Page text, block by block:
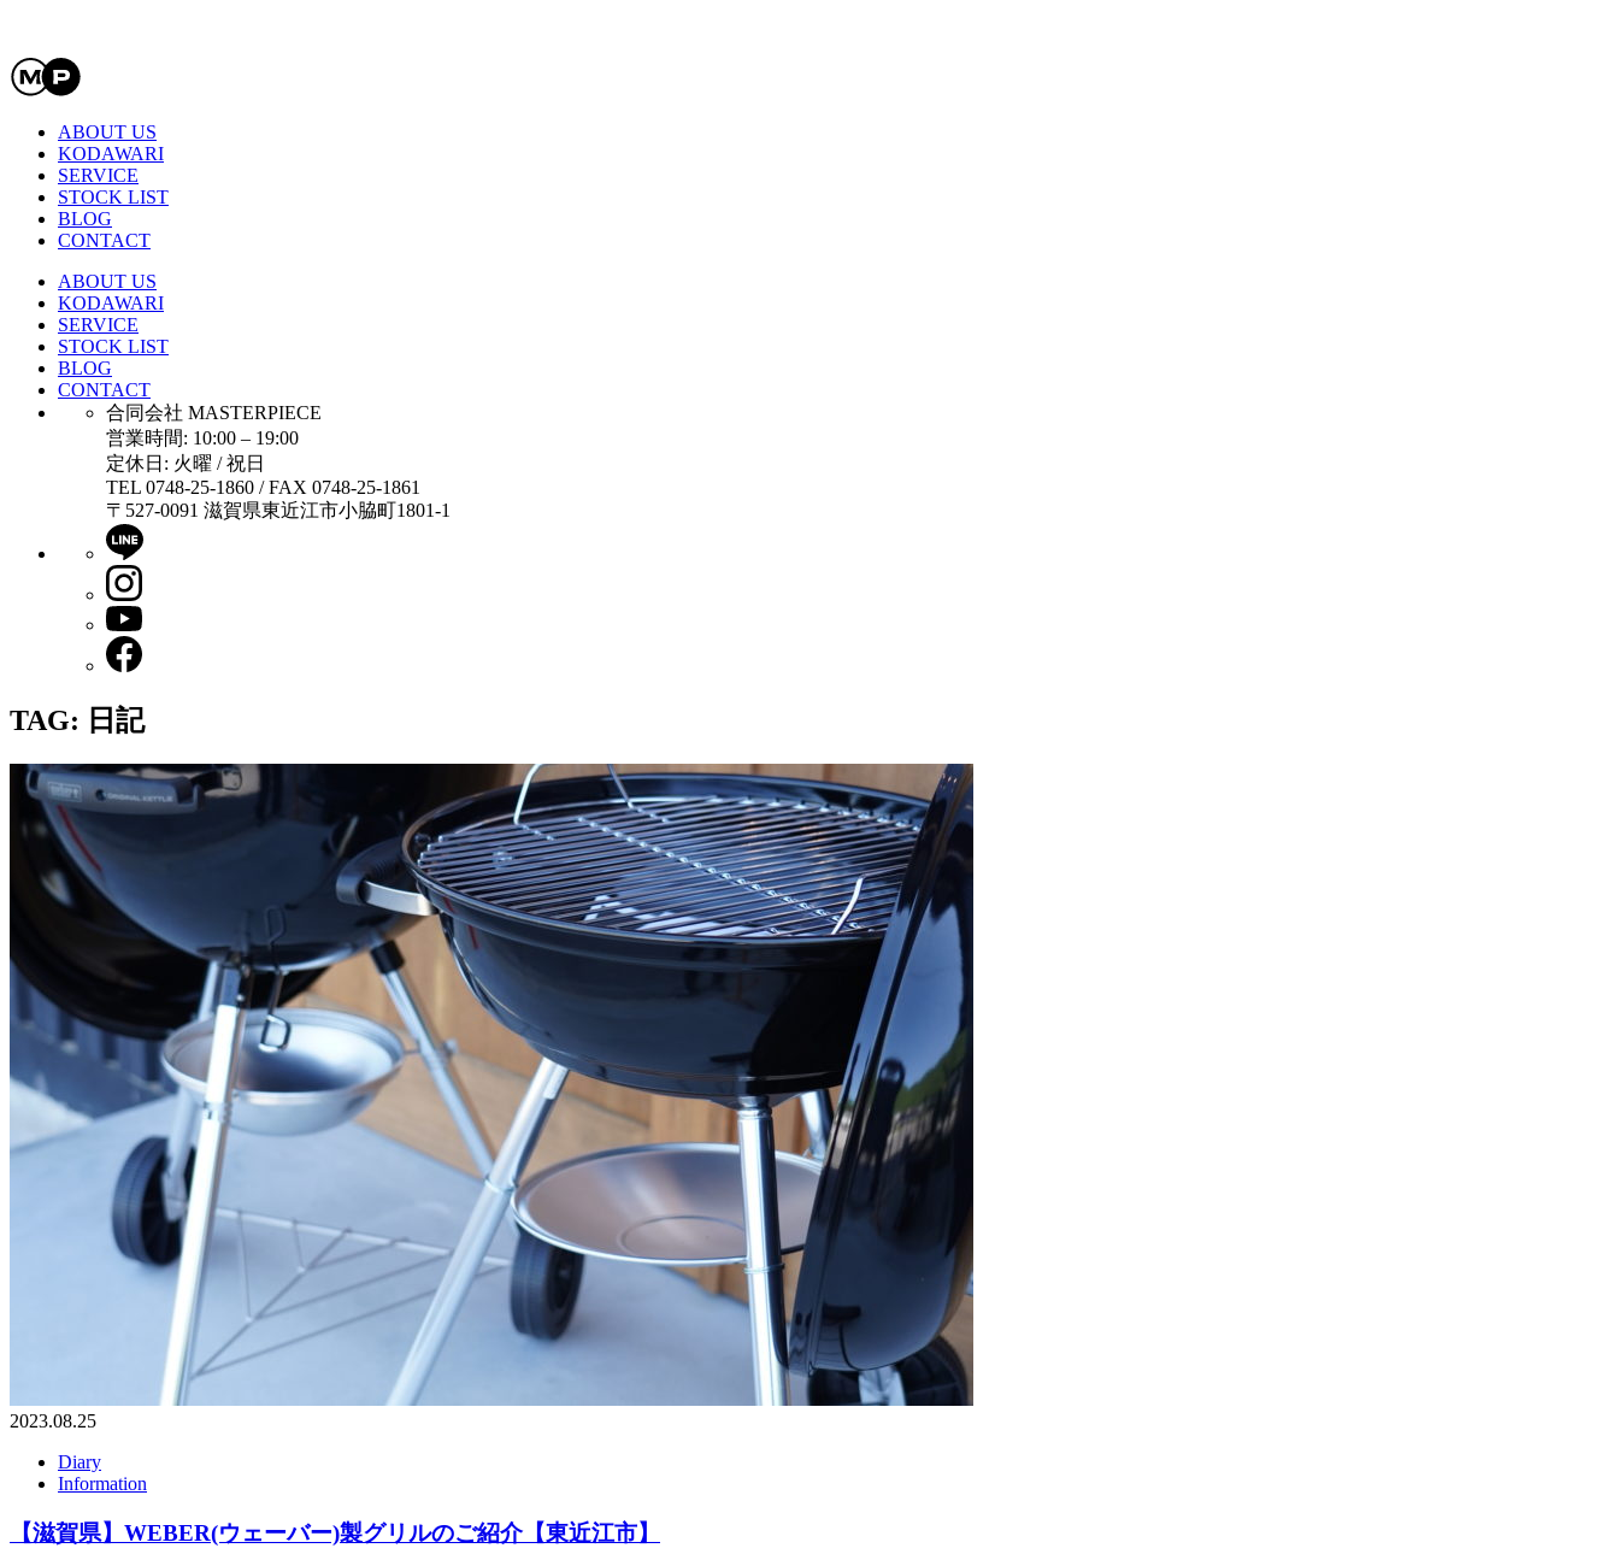
ABOUT US
KODAWARI
SERVICE
STOCK LIST
BLOG
CONTACT
ABOUT US
KODAWARI
SERVICE
STOCK LIST
BLOG
CONTACT
合同会社 MASTERPIECE
営業時間: 10:00 – 19:00
定休日: 火曜 / 祝日
TEL 0748-25-1860 / FAX 0748-25-1861
〒527-0091 滋賀県東近江市小脇町1801-1
TAG: 日記
2023.08.25
Diary
Information
【滋賀県】WEBER(ウェーバー)製グリルのご紹介【東近江市】